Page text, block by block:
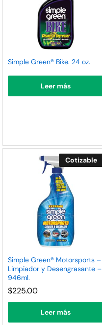
Simple Green® Bike. 24 oz.
Leer más
Cotizable
Simple Green® Motorsports –
Limpiador y Desengrasante –
946ml.
$225.00
Leer más